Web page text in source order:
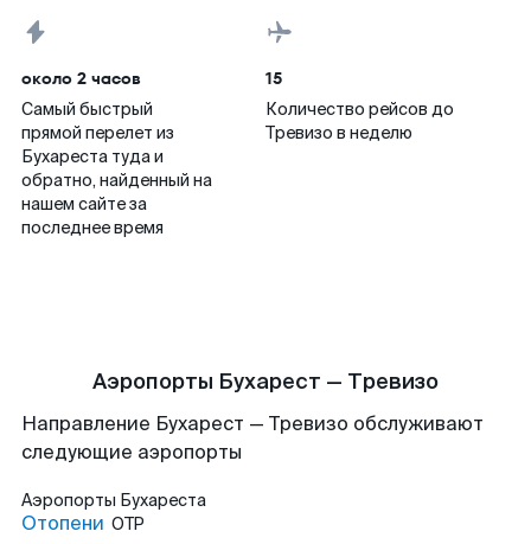
около 2 часов
Самый быстрый
прямой перелет из
Бухареста туда и
обратно, найденный на
нашем сайте за
последнее время
15
Количество рейсов до
Тревизо в неделю
Аэропорты Бухарест — Тревизо
Направление Бухарест — Тревизо обслуживают
следующие аэропорты
Аэропорты Бухареста
Отопени OTP